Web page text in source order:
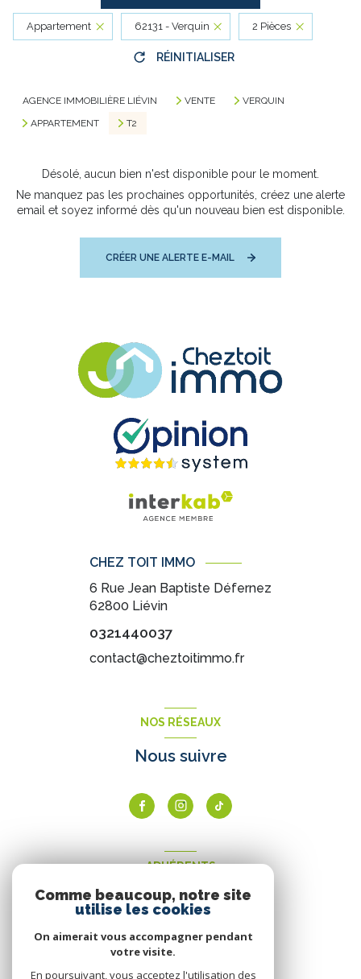
Appartement 62131 - Verquin 2 Pièces
RÉINITIALISER
AGENCE IMMOBILIÈRE LIÉVIN VENTE
VERQUIN
APPARTEMENT
T2
Désolé, aucun bien n'est disponible pour le moment.
Ne manquez pas les prochaines opportunités, créez une alerte
email et soyez informé dès qu'un nouveau bien est disponible.
CRÉER UNE ALERTE E-MAIL
CHEZ TOIT IMMO
6 Rue Jean Baptiste Défernez
62800 Liévin
0321440037
contact@cheztoitimmo.fr
NOS RÉSEAUX
Nous suivre
ADHÉRENTS
Nous adhérons
Comme beaucoup, notre site
utilise les cookies
On aimerait vous accompagner pendant
votre visite.
En poursuivant, vous acceptez l'utilisation des